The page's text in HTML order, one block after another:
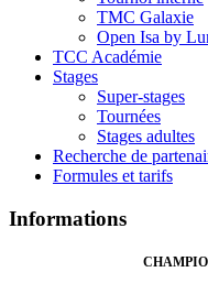
TMC Galaxie
Open Isa by
TCC Académie
Stages
Super-stages
Tournées
Stages adultes
Recherche de
Formules et tarifs
Informations